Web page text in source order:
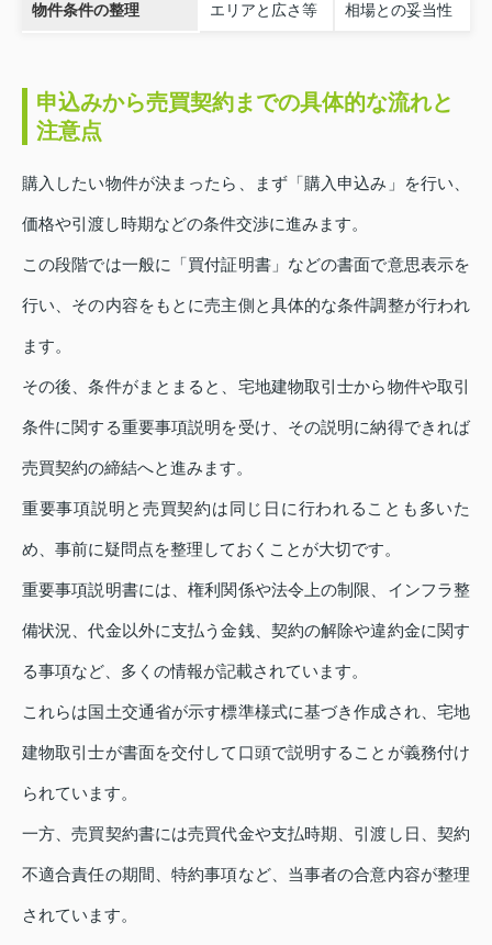
物件条件の整理 エリアと広さ等 相場との妥当性
申込みから売買契約までの具体的な流れと
注意点
購入したい物件が決まったら、まず「購入申込み」を行い、
価格や引渡し時期などの条件交渉に進みます。
この段階では一般に「買付証明書」などの書面で意思表示を
行い、その内容をもとに売主側と具体的な条件調整が行われ
ます。
その後、条件がまとまると、宅地建物取引士から物件や取引
条件に関する重要事項説明を受け、その説明に納得できれば
売買契約の締結へと進みます。
重要事項説明と売買契約は同じ日に行われることも多いた
め、事前に疑問点を整理しておくことが大切です。
重要事項説明書には、権利関係や法令上の制限、インフラ整
備状況、代金以外に支払う金銭、契約の解除や違約金に関す
る事項など、多くの情報が記載されています。
これらは国土交通省が示す標準様式に基づき作成され、宅地
建物取引士が書面を交付して口頭で説明することが義務付け
られています。
一方、売買契約書には売買代金や支払時期、引渡し日、契約
不適合責任の期間、特約事項など、当事者の合意内容が整理
されています。